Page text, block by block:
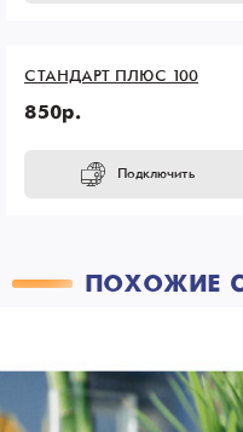
СТАНДАРТ ПЛЮС 100
850р.
Подключить
ПОХОЖИЕ